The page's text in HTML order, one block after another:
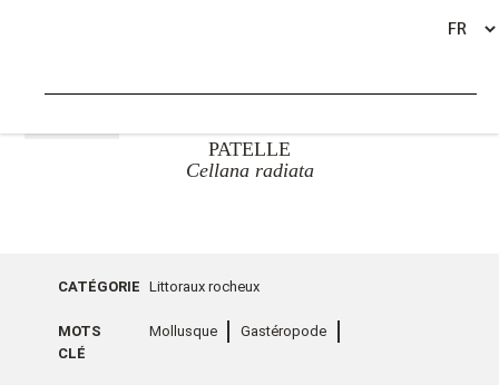
PATELLE
Cellana radiata
CATÉGORIE Littoraux rocheux
MOTS
CLÉ
Mollusque Gastéropode